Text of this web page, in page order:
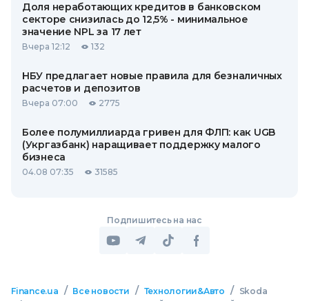
Доля неработающих кредитов в банковском
секторе снизилась до 12,5% - минимальное
значение NPL за 17 лет
Вчера 12:12 132
НБУ предлагает новые правила для безналичных
расчетов и депозитов
Вчера 07:00 2775
Более полумиллиарда гривен для ФЛП: как UGB
(Укргазбанк) наращивает поддержку малого
бизнеса
04.08 07:35 31585
Подпишитесь на нас
Finance.ua / Все новости / Технологии&Авто /
Skoda